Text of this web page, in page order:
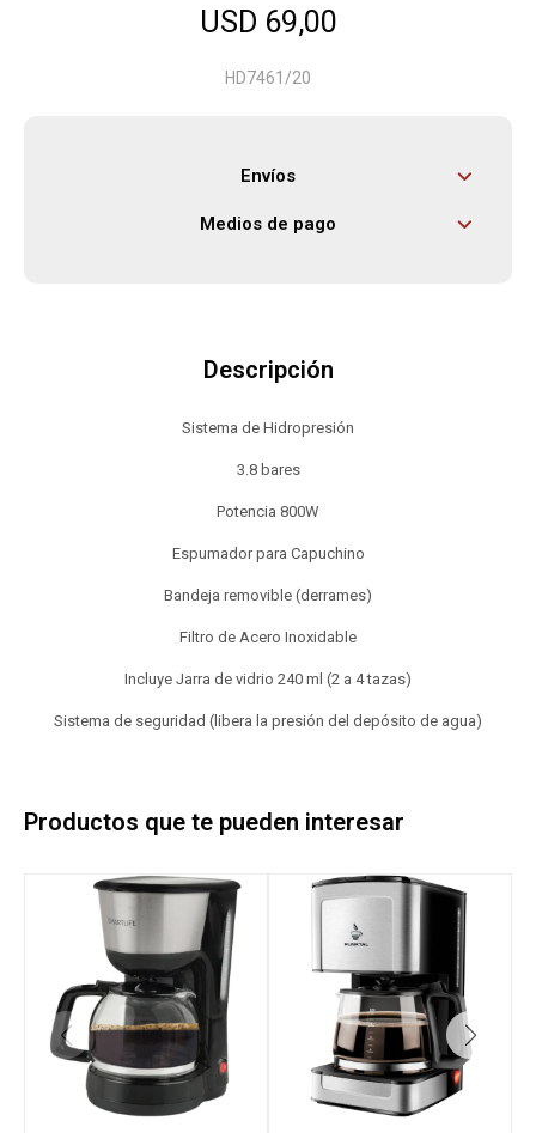
USD 69,00
HD7461/20
Envíos
Medios de pago
Descripción
Sistema de Hidropresión
3.8 bares
Potencia 800W
Espumador para Capuchino
Bandeja removible (derrames)
Filtro de Acero Inoxidable
Incluye Jarra de vidrio 240 ml (2 a 4 tazas)
Sistema de seguridad (libera la presión del depósito de agua)
Productos que te pueden interesar